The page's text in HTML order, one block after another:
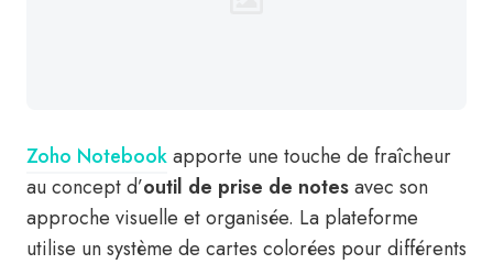
Zoho Notebookapporte une touche de fraîcheur
au concept d’outil de prise de notesavec son
approche visuelle et organisée. La plateforme
utilise un système de cartes colorées pour différents